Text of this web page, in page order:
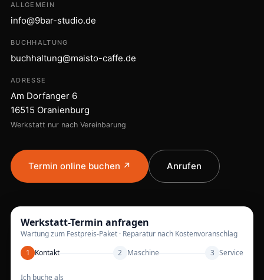
ALLGEMEIN
info@9bar-studio.de
BUCHHALTUNG
buchhaltung@maisto-caffe.de
ADRESSE
Am Dorfanger 6
16515 Oranienburg
Werkstatt nur nach Vereinbarung
Termin online buchen ↗ Anrufen